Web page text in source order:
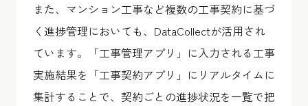
また、マンション工事など複数の工事契約に基づ
く進捗管理においても、DataCollectが活用され
ています。「工事管理アプリ」に入力される工事
実施結果を「工事契約アプリ」にリアルタイムに
集計することで、契約ごとの進捗状況を一覧で把